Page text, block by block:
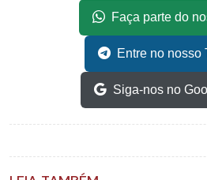
Faça parte do
Entre no nosso
Siga-nos no